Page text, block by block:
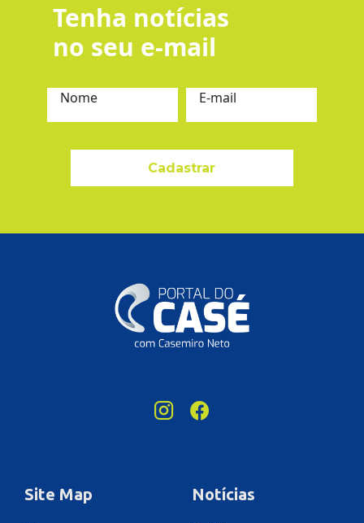
Tenha notícias
no seu e-mail
Nome E-mail
Cadastrar
Site Map Notícias